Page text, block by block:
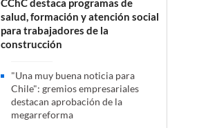
CChC destaca programas de
salud, formación y atención social
para trabajadores de la
construcción
"Una muy buena noticia para
Chile": gremios empresariales
destacan aprobación de la
megarreforma